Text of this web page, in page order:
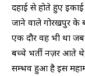
दहाई से होते हुए
जाने वाले गोरखपुर के
एक दौर वह भी था
बच्चे भर्ती नज़र आते
सम्भव हुआ है इस